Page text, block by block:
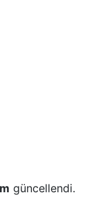
güncellendi.